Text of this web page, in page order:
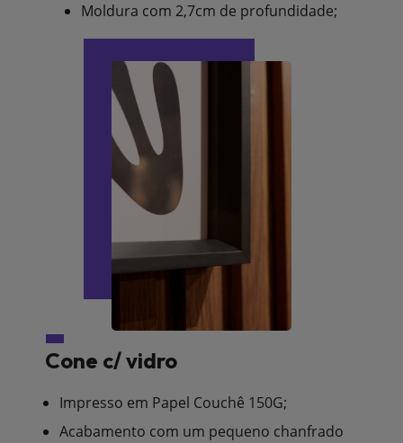
Moldura com 2,7cm de profundidade;
Cone c/ vidro
Impresso em Papel Couchê 150G;
Acabamento com um pequeno chanfrado